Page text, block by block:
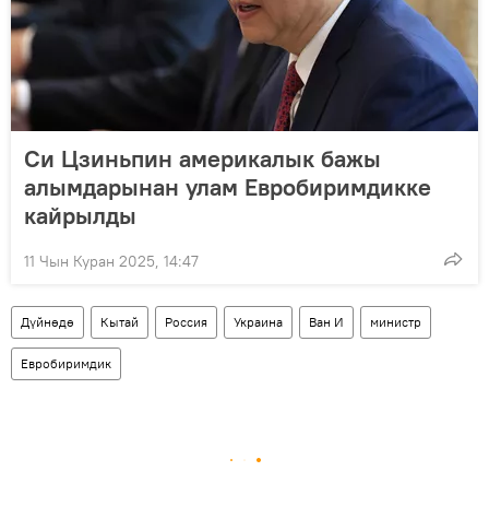
Си Цзиньпин америкалык бажы
алымдарынан улам Евробиримдикке
кайрылды
11 Чын Куран 2025, 14:47
Дүйнөдө Кытай Россия Украина Ван И министр
Евробиримдик